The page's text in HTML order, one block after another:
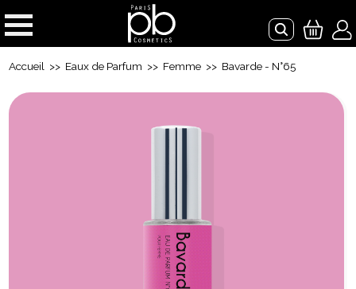
Accueil >> Eaux de Parfum >> Femme >> Bavarde - N°65